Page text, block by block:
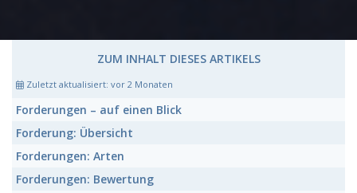
ZUM INHALT DIESES ARTIKELS
Zuletzt aktualisiert: vor 2 Monaten
Forderungen – auf einen Blick
Forderung: Übersicht
Forderungen: Arten
Forderungen: Bewertung